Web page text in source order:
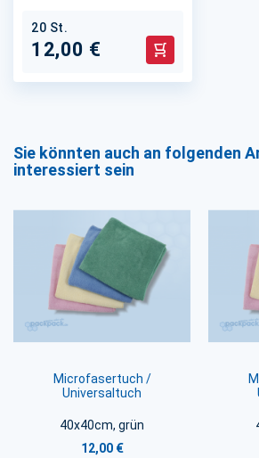
20 St.
12,00 € In den
Sie könnten auch an folgenden
interessiert sein
Microfasertuch /
Universaltuch
40x40cm, grün
12,00 €